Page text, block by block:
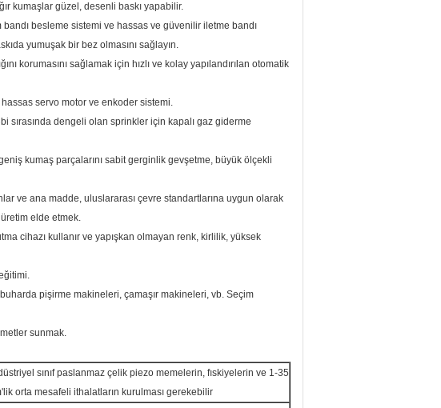
kumaşlar güzel, desenli baskı yapabilir.
besleme sistemi ve hassas ve güvenilir iletme bandı
yumuşak bir bez olmasını sağlayın.
korumasını sağlamak için hızlı ve kolay yapılandırılan otomatik
hassas servo motor ve enkoder sistemi.
sırasında dengeli olan sprinkler için kapalı gaz giderme
kumaş parçalarını sabit gerginlik gevşetme, büyük ölçekli
ve ana madde, uluslararası çevre standartlarına uygun olarak
elde etmek.
cihazı kullanır ve yapışkan olmayan renk, kirlilik, yüksek
pişirme makineleri, çamaşır makineleri, vb. Seçim
sunmak.
sınıf paslanmaz çelik piezo memelerin, fıskiyelerin ve 1-35
orta mesafeli ithalatların kurulması gerekebilir